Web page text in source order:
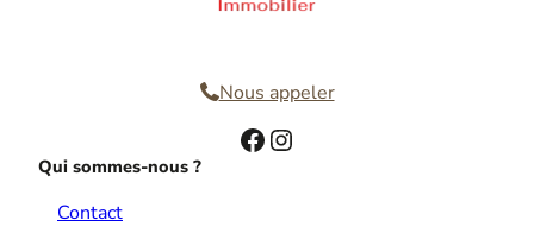
Nous appeler
Facebook Instagram
Qui sommes-nous ?
Contact